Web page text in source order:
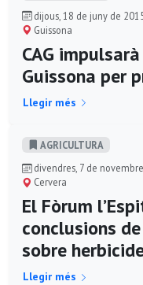
dijous, 18 de juny de
Guissona
CAG
Guissona per
Llegir més
AGRICULTURA
divendres, 7 de
Cervera
El Fòrum
conclusions
sobre
Llegir més